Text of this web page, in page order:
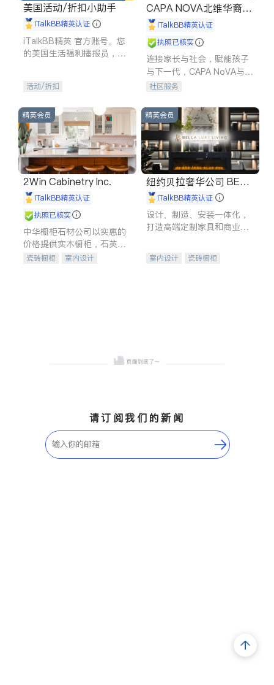
美国活动/折扣小助手
iTalkBB精英认证
iTalkBB精英 官方账号。您
的美国生活福利播报员，精
专属福利。
活动/折扣
CAPA NOVA北维华裔家
长会iTalkBB精英认证
执照已核实
连接家长与社会，赋能孩子
与下一代，CAPA NoVA与您
携手建设包容、公平、充满
社区服务
精英会员
2Win Cabinetry Inc.
iTalkBB精英认证
执照已核实
中华橱柜石材公司以实惠的
价格提供实木橱柜，石英石
台面，多种优质不锈钢水
瓷砖橱柜
室内设计
精英会员
纽约贝拉奢华公司 BELL
A LUXE
iTalkBB精英认证
设计、制造、安装一体化，
打造高端定制家具和商业空
室内设计
瓷砖橱柜
请订阅我们的新闻